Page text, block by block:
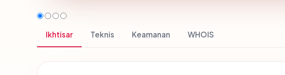
Ikhtisar Teknis Keamanan WHOIS